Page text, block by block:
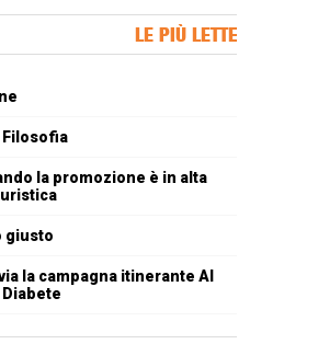
LE PIÙ LETTE
Filosofia
la promozione è in alta
giusto
la campagna itinerante Al